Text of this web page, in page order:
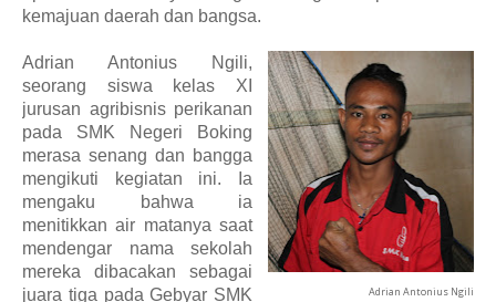
kemajuan daerah dan bangsa.
Adrian Antonius Ngili
Adrian Antonius Ngili,
seorang siswa kelas XI
jurusan agribisnis perikanan
pada SMK Negeri Boking
merasa senang dan bangga
mengikuti kegiatan ini. Ia
mengaku bahwa ia
menitikkan air matanya saat
mendengar nama sekolah
mereka dibacakan sebagai
juara tiga pada Gebyar SMK